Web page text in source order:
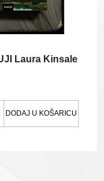
Laura Kinsale
DODAJ U KOŠARICU